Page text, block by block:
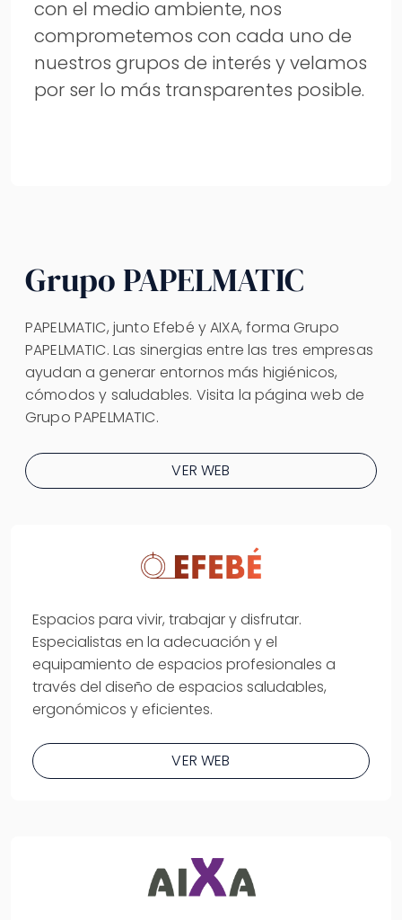
con el medio ambiente, nos
comprometemos con cada uno de
nuestros grupos de interés y velamos
por ser lo más transparentes posible.
Grupo PAPELMATIC
PAPELMATIC, junto Efebé y AIXA, forma Grupo
PAPELMATIC. Las sinergias entre las tres empresas
ayudan a generar entornos más higiénicos,
cómodos y saludables. Visita la página web de
Grupo PAPELMATIC.
VER WEB
Espacios para vivir, trabajar y disfrutar.
Especialistas en la adecuación y el
equipamiento de espacios profesionales a
través del diseño de espacios saludables,
ergonómicos y eficientes.
VER WEB